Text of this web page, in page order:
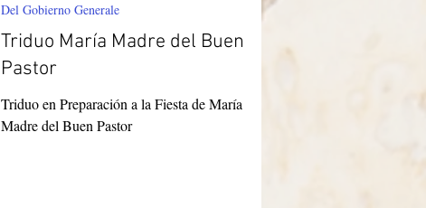
Triduo María Madre del Buen
Pastor
Triduo en Preparación a la Fiesta de María
Madre del Buen Pastor
Del Gobierno Generale